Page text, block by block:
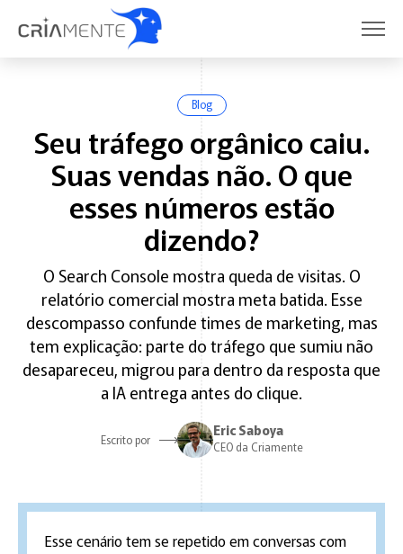
Blog
Seu tráfego orgânico caiu.
Suas vendas não. O que
esses números estão
dizendo?
O Search Console mostra queda de visitas. O
relatório comercial mostra meta batida. Esse
descompasso confunde times de marketing, mas
tem explicação: parte do tráfego que sumiu não
desapareceu, migrou para dentro da resposta que
a IA entrega antes do clique.
Escrito por
Eric Saboya
CEO da Criamente
Esse cenário tem se repetido em conversas com